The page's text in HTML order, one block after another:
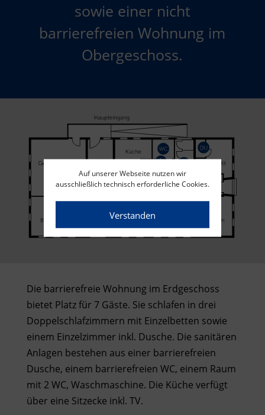
Auf unserer Webseite nutzen wir
ausschließlich technisch erforderliche Cookies.
Verstanden
sowie einer nicht
barrierefreien Wohnung im
Obergeschoss.
Die barrierefreie Wohnung im Erdgeschoss
bietet Platz für 7 Gäste. Sie schlafen in drei
Doppelschlafzimmern mit Einzelbetten sowie
einem Einzelzimmer inkl. Dusche. Die sanitären
Anlagen bestehen aus einer barrierefreien
Dusche, einem barrierefreien WC, einem Raum
mit 2 WC, Waschmaschine. Die Küche verfügt
über eine Sitzecke inkl. TV.